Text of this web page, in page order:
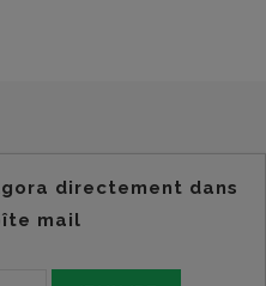
directement dans
mail